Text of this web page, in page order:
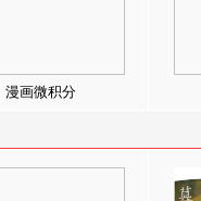
漫画微积分